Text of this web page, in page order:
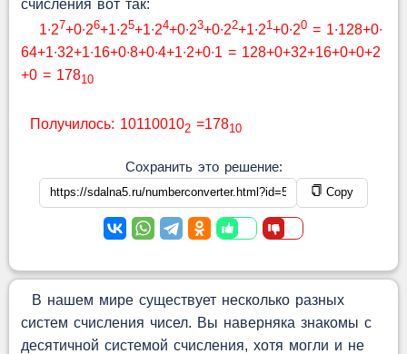
счисления вот так:
1∙27+0∙26+1∙25+1∙24+0∙23+0∙22+1∙21+0∙20= 1∙128+0∙
64+1∙32+1∙16+0∙8+0∙4+1∙2+0∙1 = 128+0+32+16+0+0+2
+0 = 17810
Получилось: 101100102=17810
Сохранить это решение:
Copy
В нашем мире существует несколько разных
систем счисления чисел. Вы наверняка знакомы с
десятичной системой счисления, хотя могли и не